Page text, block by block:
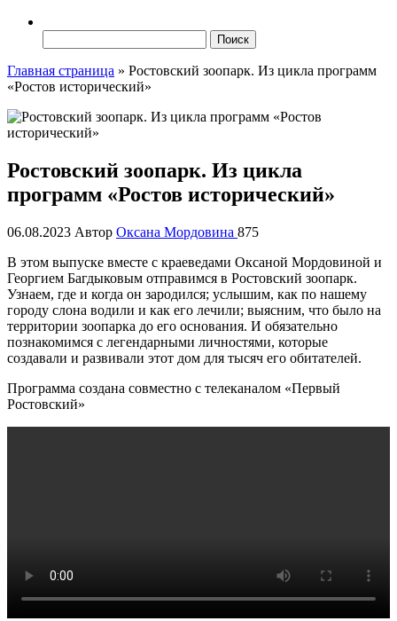
Главная страница » Ростовский зоопарк. Из цикла программ
«Ростов исторический»
Ростовский зоопарк. Из цикла
программ «Ростов исторический»
06.08.2023 Автор Оксана Мордовина 875
В этом выпуске вместе с краеведами Оксаной Мордовиной и
Георгием Багдыковым отправимся в Ростовский зоопарк.
Узнаем, где и когда он зародился; услышим, как по нашему
городу слона водили и как его лечили; выясним, что было на
территории зоопарка до его основания. И обязательно
познакомимся с легендарными личностями, которые
создавали и развивали этот дом для тысяч его обитателей.
Программа создана совместно с телеканалом «Первый
Ростовский»